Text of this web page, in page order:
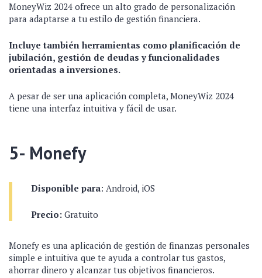
MoneyWiz 2024 ofrece un alto grado de personalización
para adaptarse a tu estilo de gestión financiera.
Incluye también herramientas como planificación de
jubilación, gestión de deudas y funcionalidades
orientadas a inversiones.
A pesar de ser una aplicación completa, MoneyWiz 2024
tiene una interfaz intuitiva y fácil de usar.
5- Monefy
Disponible para: Android, iOS
Precio: Gratuito
Monefy es una aplicación de gestión de finanzas personales
simple e intuitiva que te ayuda a controlar tus gastos,
ahorrar dinero y alcanzar tus objetivos financieros.